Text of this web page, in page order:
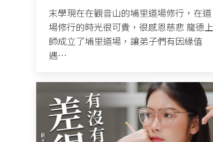
末學現在在觀音山的埔里道場修行，在道
場修行的時光很可貴，很感恩慈悲 龍德上
師成立了埔里道場，讓弟子們有因緣值
遇…